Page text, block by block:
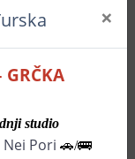
×
GRČKA
studio
Pori 🚗/🚌